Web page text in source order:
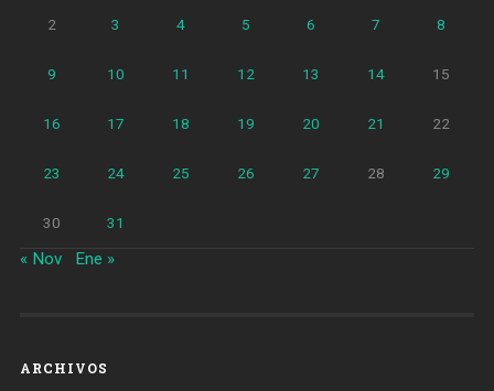
2 3 4 5 6 7 8
9 10 11 12 13 14 15
16 17 18 19 20 21 22
23 24 25 26 27 28 29
30 31
« Nov Ene »
ARCHIVOS